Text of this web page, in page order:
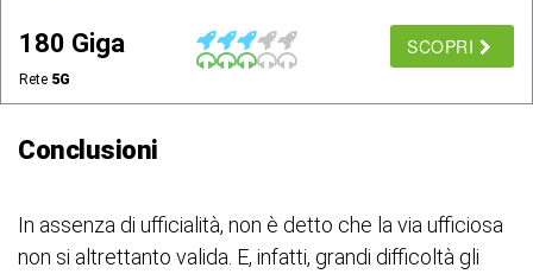
180 Giga
Rete 5G
SCOPRI
Conclusioni
In assenza di ufficialità, non è detto che la via ufficiosa
non si altrettanto valida. E, infatti, grandi difficoltà gli